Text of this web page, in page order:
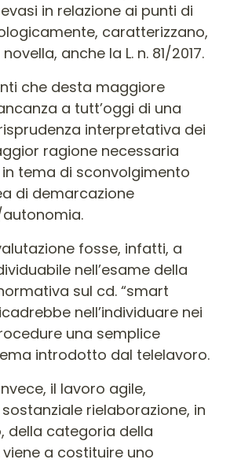
in relazione ai punti di
caratterizzano,
anche la L. n. 81/2017.
che desta maggiore
a tutt’oggi di una
interpretativa dei
ragione necessaria
tema di sconvolgimento
di demarcazione
fosse, infatti, a
nell’esame della
sul cd. “smart
nell’individuare nei
una semplice
introdotto dal telelavoro.
il lavoro agile,
rielaborazione, in
della categoria della
a costituire uno